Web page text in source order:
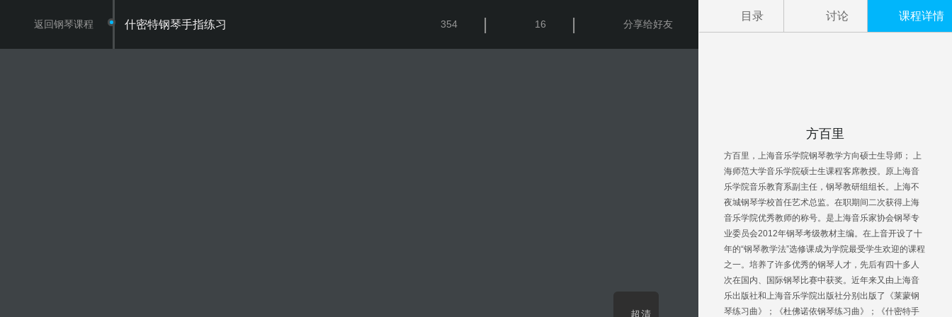
返回钢琴课程 什密特钢琴手指练习 354 | 16 | 分享给好友
超清
目录 讨论 课程详情
方百里
方百里，上海音乐学院钢琴教学方向硕士生导师； 上
海师范大学音乐学院硕士生课程客席教授。原上海音
乐学院音乐教育系副主任，钢琴教研组组长。上海不
夜城钢琴学校首任艺术总监。在职期间二次获得上海
音乐学院优秀教师的称号。是上海音乐家协会钢琴专
业委员会2012年钢琴考级教材主编。在上音开设了十
年的“钢琴教学法”选修课成为学院最受学生欢迎的课程
之一。培养了许多优秀的钢琴人才，先后有四十多人
次在国内、国际钢琴比赛中获奖。近年来又由上海音
乐出版社和上海音乐学院出版社分别出版了《莱蒙钢
琴练习曲》；《杜佛诺依钢琴练习曲》；《什密特手